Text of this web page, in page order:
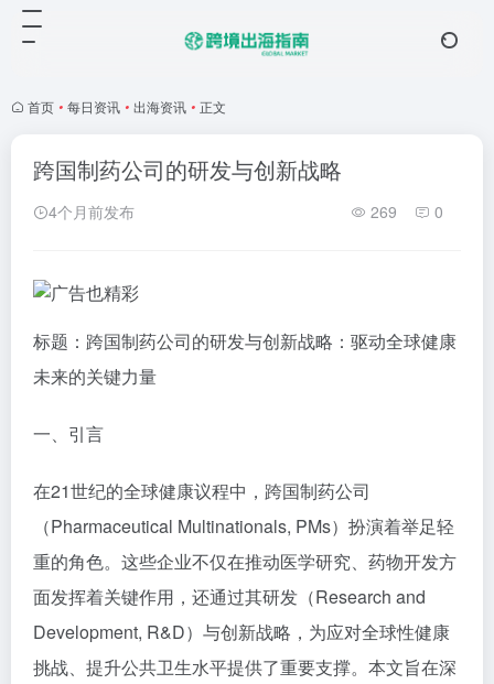
首页 • 每日资讯 • 出海资讯 • 正文
跨国制药公司的研发与创新战略
4个月前发布 269 0
标题：跨国制药公司的研发与创新战略：驱动全球健康
未来的关键力量
一、引言
在21世纪的全球健康议程中，跨国制药公司
（Pharmaceutical Multinationals, PMs）扮演着举足轻
重的角色。这些企业不仅在推动医学研究、药物开发方
面发挥着关键作用，还通过其研发（Research and
Development, R&D）与创新战略，为应对全球性健康
挑战、提升公共卫生水平提供了重要支撑。本文旨在深